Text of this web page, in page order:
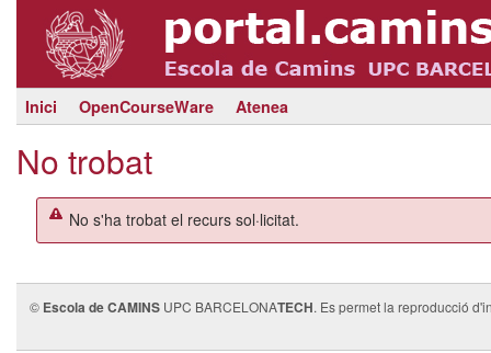
Inici OpenCourseWare Atenea
No trobat
No s'ha trobat el recurs sol·licitat.
© Escola de CAMINS UPC BARCELONATECH. Es permet la reproducció